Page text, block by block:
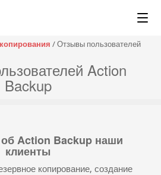
/ Отзывы пользователей
Action
Backup
Action Backup наши
клиенты
копирование, создание